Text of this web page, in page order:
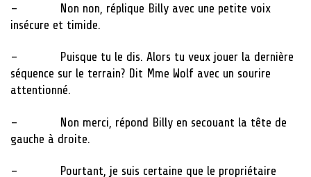
– Non non, réplique Billy avec une petite voix
insécure et timide.
– Puisque tu le dis. Alors tu veux jouer la dernière
séquence sur le terrain? Dit Mme Wolf avec un sourire
attentionné.
– Non merci, répond Billy en secouant la tête de
gauche à droite.
– Pourtant, je suis certaine que le propriétaire